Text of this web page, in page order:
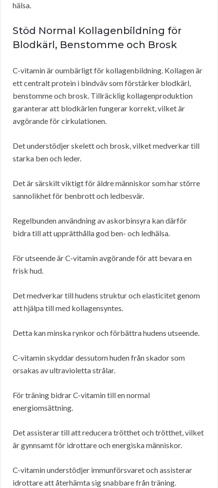
hälsa.
Stöd Normal Kollagenbildning för
Blodkärl, Benstomme och Brosk
C-vitamin är oumbärligt för kollagenbildning. Kollagen är
ett centralt protein i bindväv som förstärker blodkärl,
benstomme och brosk. Tillräcklig kollagenproduktion
garanterar att blodkärlen fungerar korrekt, vilket är
avgörande för cirkulationen.
Det understödjer skelett och brosk, vilket medverkar till
starka ben och leder.
Det är särskilt viktigt för äldre människor som har större
sannolikhet för benbrott och ledbesvär.
Regelbunden användning av askorbinsyra kan därför
bidra till att upprätthålla god ben- och ledhälsa.
För utseende är C-vitamin avgörande för att bevara en
frisk hud.
Det medverkar till hudens struktur och elasticitet genom
att hjälpa till med kollagensyntes.
Detta kan minska rynkor och förbättra hudens utseende.
C-vitamin skyddar dessutom huden från skador som
orsakas av ultravioletta strålar.
För träning bidrar C-vitamin till en normal
energiomsättning.
Det assisterar till att reducera trötthet och trötthet, vilket
är gynnsamt för idrottare och energiska människor.
C-vitamin understödjer immunförsvaret och assisterar
idrottare att återhämta sig snabbare från träning.